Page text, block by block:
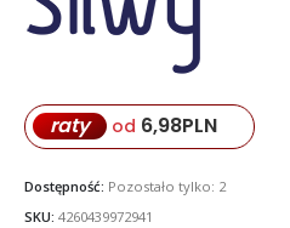
raty od 6,98PLN
Dostępność: Pozostało tylko: 2
SKU: 4260439972941